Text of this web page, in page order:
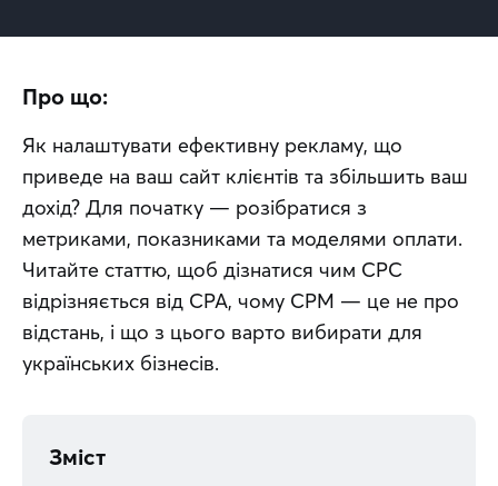
Про що:
Як налаштувати ефективну рекламу, що
приведе на ваш сайт клієнтів та збільшить ваш
дохід? Для початку — розібратися з
метриками, показниками та моделями оплати.
Читайте статтю, щоб дізнатися чим CPC
відрізняється від CPA, чому CPM — це не про
відстань, і що з цього варто вибирати для
українських бізнесів.
Зміст